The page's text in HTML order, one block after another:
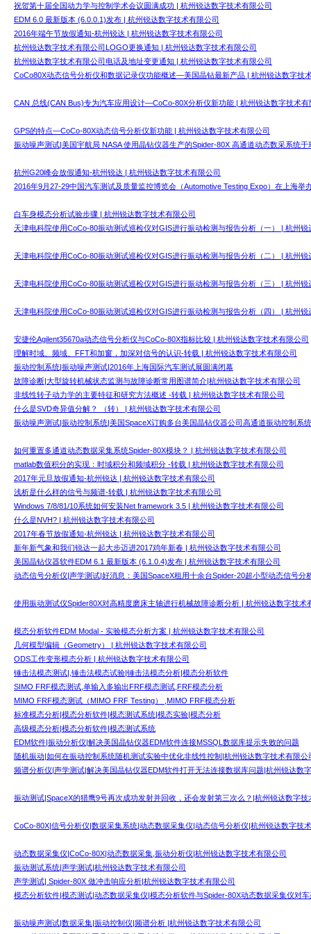
祝贺第十届全国动力学与控制学术会议圆满成功 | 杭州锐达数字技术有限公司
EDM 6.0 最新版本 (6.0.0.1)发布 | 杭州锐达数字技术有限公司
2016年端午节放假通知-杭州锐达 | 杭州锐达数字技术有限公司
杭州锐达数字技术有限公司LOGO更换通知 | 杭州锐达数字技术有限公司
杭州锐达数字技术有限公司电话及地址变更通知 | 杭州锐达数字技术有限公司
CoCo80X动态信号分析仪和数据记录仪功能概述—美国晶钻最新产品 | 杭州锐达数字技
CAN 总线(CAN Bus)专为汽车应用设计—CoCo-80X分析仪新功能 | 杭州锐达数字技术有
GPS的特点—CoCo-80X动态信号分析仪新功能 | 杭州锐达数字技术有限公司
振动噪声测试|美国宇航局 NASA 使用晶钻仪器生产的Spider-80X 高通道动态数采系统于
杭州G20峰会放假通知-杭州锐达 | 杭州锐达数字技术有限公司
2016年9月27-29中国汽车测试及质量监控博览会（Automotive Testing Expo）在上海举
白车身模态分析试验步骤 | 杭州锐达数字技术有限公司
天津电科院使用CoCo-80振动测试巡检仪对GIS进行振动检测与报告分析（一） | 杭州
天津电科院使用CoCo-80振动测试巡检仪对GIS进行振动检测与报告分析（二） | 杭州
天津电科院使用CoCo-80振动测试巡检仪对GIS进行振动检测与报告分析（三） | 杭州
天津电科院使用CoCo-80振动测试巡检仪对GIS进行振动检测与报告分析（四） | 杭州
安捷伦Agilent35670a动态信号分析仪与CoCo-80X指标比较 | 杭州锐达数字技术有限公司
理解时域、频域、FFT和加窗，加深对信号的认识-转载 | 杭州锐达数字技术有限公司
振动控制系统|振动噪声测试|2016年上海国际汽车测试展圆满闭幕
故障诊断|大型旋转机械状态监测与故障诊断常用图谱简介|杭州锐达数字技术有限公司
非线性转子动力学的主要特征和研究方法概述 -转载 | 杭州锐达数字技术有限公司
什么是SVD奇异值分解？ （转） | 杭州锐达数字技术有限公司
振动噪声测试|振动控制系统|美国SpaceX订购多台美国晶钻仪器公司高通道振动控制系
如何重置多通道动态数据采集系统Spider-80X模块？ | 杭州锐达数字技术有限公司
matlab数值积分的实现：时域积分和频域积分 -转载 | 杭州锐达数字技术有限公司
2017年元旦放假通知-杭州锐达 | 杭州锐达数字技术有限公司
浅析是什么样的信号与频谱-转载 | 杭州锐达数字技术有限公司
Windows 7/8/81/10系统如何安装Net framework 3.5 | 杭州锐达数字技术有限公司
什么是NVH? | 杭州锐达数字技术有限公司
2017年春节放假通知-杭州锐达 | 杭州锐达数字技术有限公司
新年新气象和我们锐达一起大步迈进2017鸡年新春 | 杭州锐达数字技术有限公司
美国晶钻仪器软件EDM 6.1 最新版本 (6.1.0.4)发布 | 杭州锐达数字技术有限公司
动态信号分析仪|声学测试|好消息：美国SpaceX租用十余台Spider-20超小型动态信号分
使用振动测试仪Spider80X对高精度磨床主轴进行机械故障诊断分析 | 杭州锐达数字技术
模态分析软件EDM Modal - 实验模态分析方案 | 杭州锐达数字技术有限公司
几何模型编辑（Geometry） | 杭州锐达数字技术有限公司
ODS工作变形模态分析 | 杭州锐达数字技术有限公司
锤击法模态测试|,锤击法模态试验|锤击法模态分析|模态分析软件
SIMO FRF模态测试,单输入多输出FRF模态测试,FRF模态分析
MIMO FRF模态测试（MIMO FRF Testing） ,MIMO FRF模态分析
标准模态分析|模态分析软件|模态测试系统|模态实验|模态分析
高级模态分析|模态分析软件|模态测试系统
EDM软件|振动分析仪|解决美国晶钻仪器EDM软件连接MSSQL数据库提示失败的问题
随机振动|如何在振动控制系统随机测试实验中优化非线性控制|杭州锐达数字技术有限公
频谱分析仪|声学测试|解决美国晶钻仪器EDM软件打开无法连接数据库问题|杭州锐达数
振动测试|SpaceX的猎鹰9号再次成功发射并回收，还会发射第三次么？|杭州锐达数字技
CoCo-80X|信号分析仪|数据采集系统|动态数据采集仪|动态信号分析仪|杭州锐达数字技
动态数据采集仪|CoCo-80X|动态数据采集,振动分析仪|杭州锐达数字技术有限公司
振动测试系统|声学测试|杭州锐达数字技术有限公司
声学测试| Spider-80X 做冲击响应分析|杭州锐达数字技术有限公司
模态分析软件|模态测试|动态数据采集仪|模态分析软件与Spider-80X动态数据采集仪对
振动噪声测试|数据采集|振动控制仪|频谱分析 |杭州锐达数字技术有限公司